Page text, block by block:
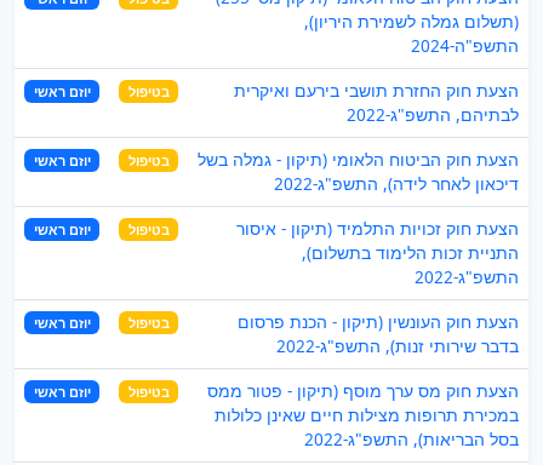
(תשלום גמלה לשמירת היריון),
התשפ"ה-2024
הצעת חוק החזרת תושבי בירעם ואיקרית
לבתיהם, התשפ"ג-2022
בטיפול יוזם ראשי
הצעת חוק הביטוח הלאומי (תיקון - גמלה בשל
דיכאון לאחר לידה), התשפ"ג-2022
בטיפול יוזם ראשי
הצעת חוק זכויות התלמיד (תיקון - איסור
התניית זכות הלימוד בתשלום),
התשפ"ג-2022
בטיפול יוזם ראשי
הצעת חוק העונשין (תיקון - הכנת פרסום
בדבר שירותי זנות), התשפ"ג-2022
בטיפול יוזם ראשי
הצעת חוק מס ערך מוסף (תיקון - פטור ממס
במכירת תרופות מצילות חיים שאינן כלולות
בסל הבריאות), התשפ"ג-2022
בטיפול יוזם ראשי